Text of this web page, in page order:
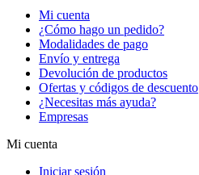
Mi cuenta
¿Cómo hago un pedido?
Modalidades de pago
Envío y entrega
Devolución de productos
Ofertas y códigos de descuento
¿Necesitas más ayuda?
Empresas
Mi cuenta
Iniciar sesión